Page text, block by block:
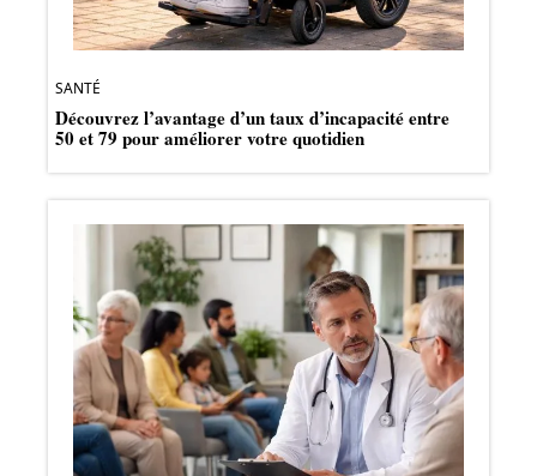
SANTÉ
Découvrez l’avantage d’un taux d’incapacité entre
50 et 79 pour améliorer votre quotidien